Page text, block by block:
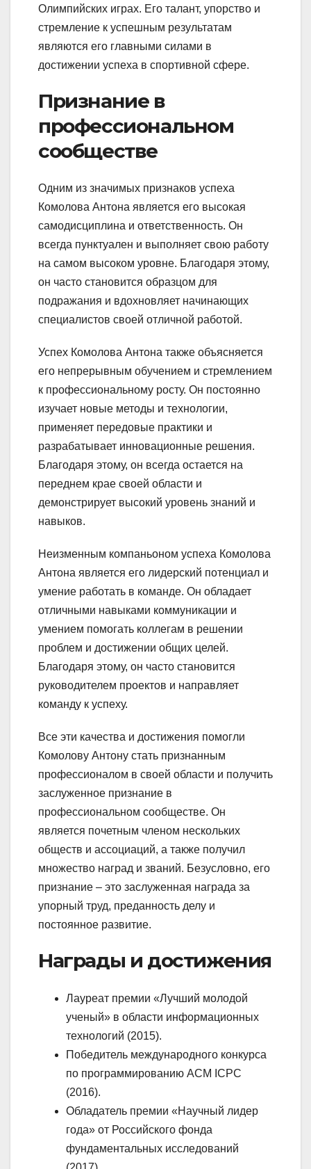
Олимпийских играх. Его талант, упорство и
стремление к успешным результатам
являются его главными силами в
достижении успеха в спортивной сфере.
Признание в
профессиональном
сообществе
Одним из значимых признаков успеха
Комолова Антона является его высокая
самодисциплина и ответственность. Он
всегда пунктуален и выполняет свою работу
на самом высоком уровне. Благодаря этому,
он часто становится образцом для
подражания и вдохновляет начинающих
специалистов своей отличной работой.
Успех Комолова Антона также объясняется
его непрерывным обучением и стремлением
к профессиональному росту. Он постоянно
изучает новые методы и технологии,
применяет передовые практики и
разрабатывает инновационные решения.
Благодаря этому, он всегда остается на
переднем крае своей области и
демонстрирует высокий уровень знаний и
навыков.
Неизменным компаньоном успеха Комолова
Антона является его лидерский потенциал и
умение работать в команде. Он обладает
отличными навыками коммуникации и
умением помогать коллегам в решении
проблем и достижении общих целей.
Благодаря этому, он часто становится
руководителем проектов и направляет
команду к успеху.
Все эти качества и достижения помогли
Комолову Антону стать признанным
профессионалом в своей области и получить
заслуженное признание в
профессиональном сообществе. Он
является почетным членом нескольких
обществ и ассоциаций, а также получил
множество наград и званий. Безусловно, его
признание – это заслуженная награда за
упорный труд, преданность делу и
постоянное развитие.
Награды и достижения
Лауреат премии «Лучший молодой
ученый» в области информационных
технологий (2015).
Победитель международного конкурса
по программированию ACM ICPC
(2016).
Обладатель премии «Научный лидер
года» от Российского фонда
фундаментальных исследований